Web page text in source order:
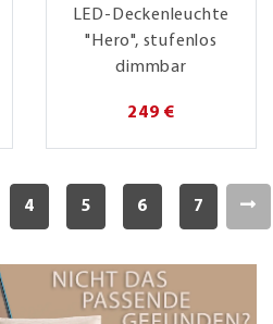
LED-Deckenleuchte
"Hero", stufenlos
dimmbar
249 €
4 5 6 7